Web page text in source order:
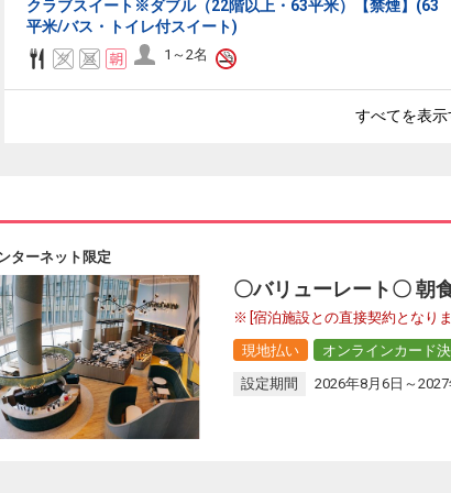
クラブスイート※ダブル（22階以上・63平米）【禁煙】(63
平米/バス・トイレ付スイート)
1～2名
すべてを表示
ターネット限定
〇バリューレート〇 朝
[宿泊施設との直接契約となり
現地払い
オンラインカード
設定期間
2026年8月6日～2027